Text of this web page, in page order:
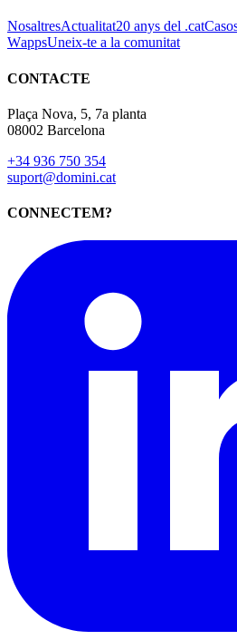
NosaltresActualitat20 anys del .cat
WappsUneix-te a la comunitat
CONTACTE
Plaça Nova, 5, 7a planta
08002 Barcelona
+34 936 750 354
suport@domini.cat
CONNECTEM?